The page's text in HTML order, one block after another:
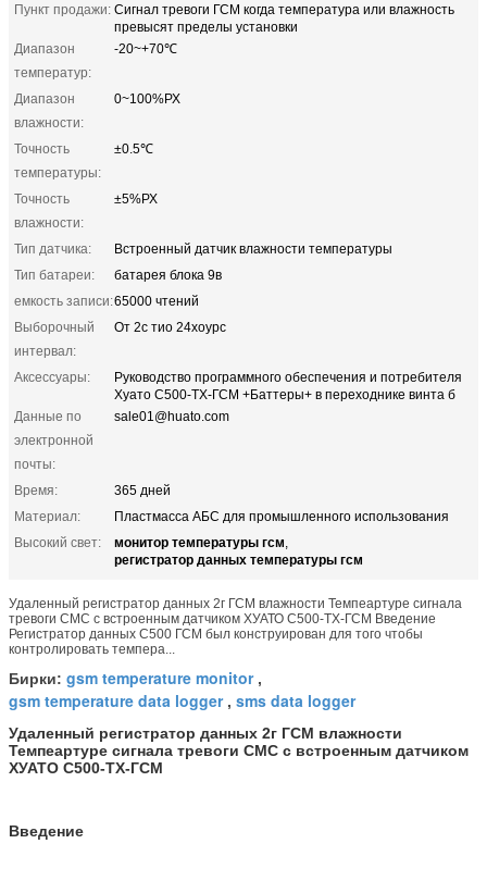
Пункт продажи: Сигнал тревоги ГСМ когда температура или влажность
превысят пределы установки
Диапазон
температур:
-20~+70℃
Диапазон
влажности:
0~100%РХ
Точность
температуры:
±0.5℃
Точность
влажности:
±5%РХ
Тип датчика:
Встроенный датчик влажности температуры
Тип батареи:
батарея блока 9в
емкость записи:65000 чтений
Выборочный
интервал:
От 2с тио 24хоурс
Аксессуары:
Руководство программного обеспечения и потребителя
Хуато С500-ТХ-ГСМ +Баттеры+ в переходнике винта б
Данные по
электронной
почты:
sale01@huato.com
Время:
365 дней
Материал:
Пластмасса АБС для промышленного использования
Высокий свет:
монитор температуры гсм,
регистратор данных температуры гсм
Удаленный регистратор данных 2г ГСМ влажности Темпеартуре сигнала
тревоги СМС с встроенным датчиком ХУАТО С500-ТХ-ГСМ Введение
Регистратор данных С500 ГСМ был конструирован для того чтобы
контролировать темпера...
Бирки: gsm temperature monitor,
gsm temperature data logger, sms data logger
Удаленный регистратор данных 2г ГСМ влажности
Темпеартуре сигнала тревоги СМС с встроенным датчиком
ХУАТО С500-ТХ-ГСМ
Введение